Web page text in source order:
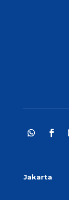
Jakarta